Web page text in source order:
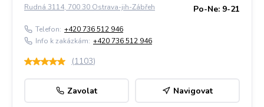
Rudná 3114, 700 30 Ostrava-jih-Zábřeh Po-Ne: 9-21
Telefon: +420 736 512 946
Info k zakázkám: +420 736 512 946
(1103)
Zavolat Navigovat